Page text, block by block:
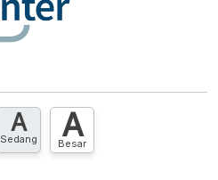
A
Sedang A
Besar